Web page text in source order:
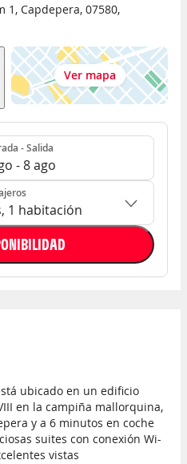
1 , Capdepera, 07580,
Ver mapa
- Salida
- 8 ago
habitación
1 habitación
ubicado en un edificio
en la campiña mallorquina,
y a 6 minutos en coche
suites con conexión Wi-
vistas